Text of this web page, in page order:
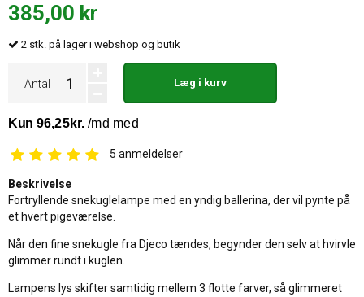
385,00 kr
2 stk. på lager i webshop og butik
Antal Læg i kurv
5 anmeldelser
Beskrivelse
Fortryllende snekuglelampe med en yndig ballerina, der vil pynte på
et hvert pigeværelse.
Når den fine snekugle fra Djeco tændes, begynder den selv at hvirvle
glimmer rundt i kuglen.
Lampens lys skifter samtidig mellem 3 flotte farver, så glimmeret